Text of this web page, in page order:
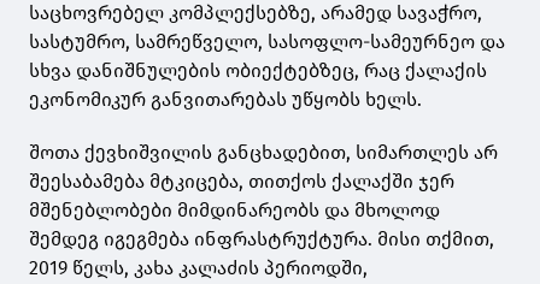
საცხოვრებელ კომპლექსებზე, არამედ სავაჭრო,
სასტუმრო, სამრეწველო, სასოფლო-სამეურნეო და
სხვა დანიშნულების ობიექტებზეც, რაც ქალაქის
ეკონომიკურ განვითარებას უწყობს ხელს.
შოთა ქევხიშვილის განცხადებით, სიმართლეს არ
შეესაბამება მტკიცება, თითქოს ქალაქში ჯერ
მშენებლობები მიმდინარეობს და მხოლოდ
შემდეგ იგეგმება ინფრასტრუქტურა. მისი თქმით,
2019 წელს, კახა კალაძის პერიოდში,